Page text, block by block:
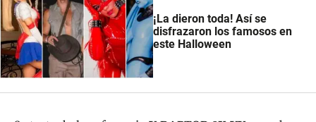
¡La dieron toda! Así se
disfrazaron los famosos en
este Halloween